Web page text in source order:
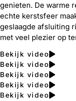
genieten. De warme
echte kerstsfeer
geslaagde afsluiting
met veel plezier op
Bekijk video
Bekijk video
Bekijk video
Bekijk video
Bekijk video